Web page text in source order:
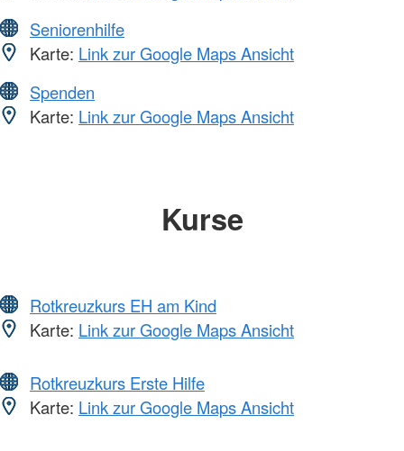
Seniorenhilfe
Karte: Link zur Google Maps Ansicht
Spenden
Karte: Link zur Google Maps Ansicht
Kurse
Rotkreuzkurs EH am Kind
Karte: Link zur Google Maps Ansicht
Rotkreuzkurs Erste Hilfe
Karte: Link zur Google Maps Ansicht